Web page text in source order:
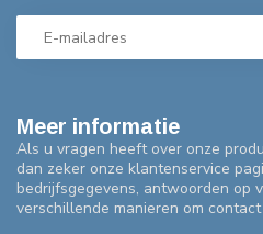
Meer informatie
Als u vragen heeft over onze
dan zeker onze klantenservice
bedrijfsgegevens, antwoorden op
verschillende manieren om